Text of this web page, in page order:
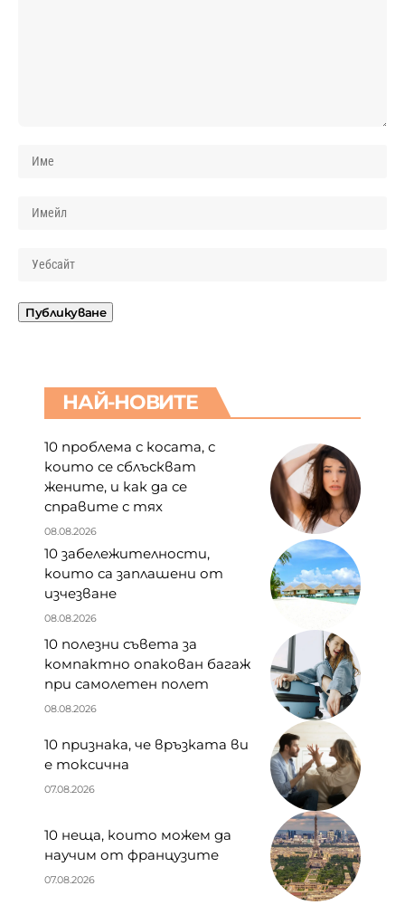
НАЙ-НОВИТЕ
10 проблема с косата, с
които се сблъскват
жените, и как да се
справите с тях
08.08.2026
10 забележителности,
които са заплашени от
изчезване
08.08.2026
10 полезни съвета за
компактно опакован багаж
при самолетен полет
08.08.2026
10 признака, че връзката ви
е токсична
07.08.2026
10 неща, които можем да
научим от французите
07.08.2026